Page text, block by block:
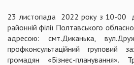
23 листопада 2022 року з 10-00
районній філії Полтавського
адресою: смт.Диканька,
профконсультаційний груповий
громадян «Бізнес-планування».